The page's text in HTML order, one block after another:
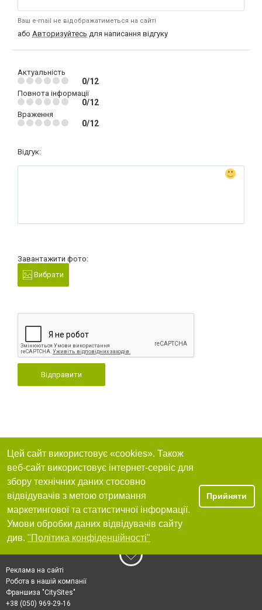
Ваш e-mail не відображатиметься на сайті
або Авторизуйтесь для написання відгуку
Актуальність
0/12
Повнота інформації
0/12
Враження
0/12
Відгук:
Завантажити фото:
Вибрати
Відправити
Цей сайт використовує «cookies». Також
веб-сайт використовує інтернет-сервіс для
збору технічних даних стосовно
відвідувачів з метою отримання
маркетингової та статистичної інформації.
Умови обробки даних відвідувачів сайту
див. "Політика конфіденційності"
Прийняти
Реклама на сайті
Робота в нашій компанії
Франшиза "CitySites"
+38 (050) 969-29-16